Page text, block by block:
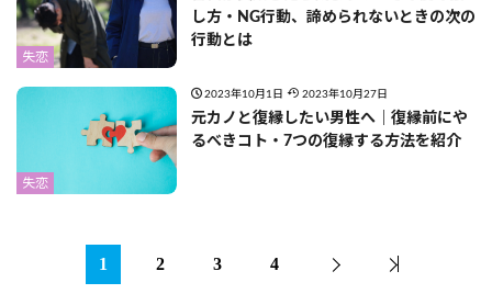
失恋
し方・NG行動、諦められないときの次の
行動とは
失恋
2023年10月1日 2023年10月27日
元カノと復縁したい男性へ｜復縁前にや
るべきコト・7つの復縁する方法を紹介
1 2 3 4